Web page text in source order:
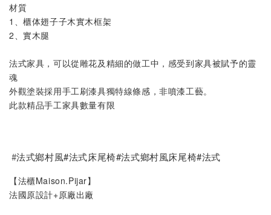
材質
1、櫃体翅子子木實木框架
2、實木腿
法式家具，可以從雕花及精細的做工中，感受到家具被賦予的靈
魂
外觀塗裝採用手工刷漆具獨特線條感，非噴漆工藝。
此款精品手工家具數量有限
#法式鄉村風#法式床尾椅#法式鄉村風床尾椅#法式
【法櫃Maison.Pijar】
法國原設計+原廠出廠